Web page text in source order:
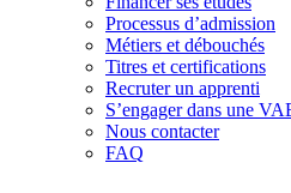
Processus d’admission
Métiers et débouchés
Titres et certifications
Recruter un apprenti
S’engager dans une
Nous contacter
FAQ